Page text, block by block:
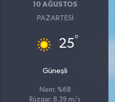
10 AĞUSTOS
PAZARTESI
25°
Güneşli
Nem: %68
Rüzgar: 8.39 m/s